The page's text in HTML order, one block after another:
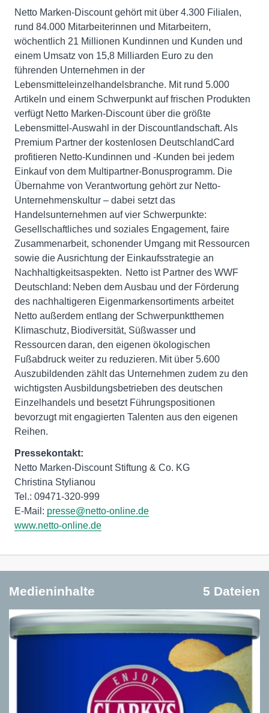
Netto Marken-Discount gehört mit über 4.300 Filialen,
rund 84.000 Mitarbeiterinnen und Mitarbeitern,
wöchentlich 21 Millionen Kundinnen und Kunden und
einem Umsatz von 15,8 Milliarden Euro zu den
führenden Unternehmen in der
Lebensmitteleinzelhandelsbranche. Mit rund 5.000
Artikeln und einem Schwerpunkt auf frischen Produkten
verfügt Netto Marken-Discount über die größte
Lebensmittel-Auswahl in der Discountlandschaft. Als
Premium Partner der kostenlosen DeutschlandCard
profitieren Netto-Kundinnen und -Kunden bei jedem
Einkauf von dem Multipartner-Bonusprogramm. Die
Übernahme von Verantwortung gehört zur Netto-
Unternehmenskultur – dabei setzt das
Handelsunternehmen auf vier Schwerpunkte:
Gesellschaftliches und soziales Engagement, faire
Zusammenarbeit, schonender Umgang mit Ressourcen
sowie die Ausrichtung der Einkaufsstrategie an
Nachhaltigkeitsaspekten. Netto ist Partner des WWF
Deutschland: Neben dem Ausbau und der Förderung
des nachhaltigeren Eigenmarkensortiments arbeitet
Netto außerdem entlang der Schwerpunktthemen
Klimaschutz, Biodiversität, Süßwasser und
Ressourcen daran, den eigenen ökologischen
Fußabdruck weiter zu reduzieren. Mit über 5.600
Auszubildenden zählt das Unternehmen zudem zu den
wichtigsten Ausbildungsbetrieben des deutschen
Einzelhandels und besetzt Führungspositionen
bevorzugt mit engagierten Talenten aus den eigenen
Reihen.
Pressekontakt:
Netto Marken-Discount Stiftung & Co. KG
Christina Stylianou
Tel.: 09471-320-999
E-Mail: presse@netto-online.de
www.netto-online.de
Medieninhalte 5 Dateien